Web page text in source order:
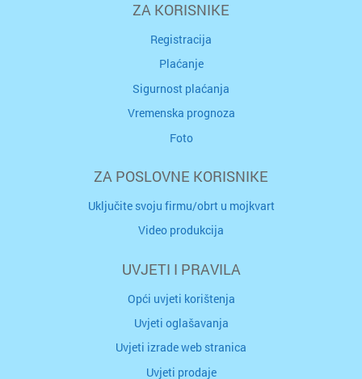
ZA KORISNIKE
Registracija
Plaćanje
Sigurnost plaćanja
Vremenska prognoza
Foto
ZA POSLOVNE KORISNIKE
Uključite svoju firmu/obrt u mojkvart
Video produkcija
UVJETI I PRAVILA
Opći uvjeti korištenja
Uvjeti oglašavanja
Uvjeti izrade web stranica
Uvjeti prodaje